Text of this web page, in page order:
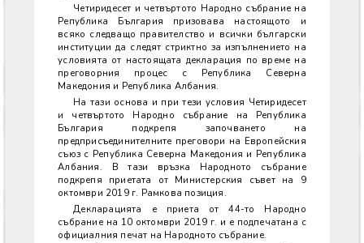
Четиридесет и четвъртото Народно събрание на
Република България призовава настоящото и
всяко следващо правителство и всички български
институции да следят стриктно за изпълнението на
условията от настоящата декларация по време на
преговорния процес с Република Северна
Македония и Република Албания.
На тази основа и при тези условия Четиридесет
и четвъртото Народно събрание на Република
България подкрепя започването на
предприсъединителните преговори на Европейския
съюз с Република Северна Македония и Република
Албания. В тази връзка Народното събрание
подкрепя приетата от Министерския съвет на 9
октомври 2019 г. Рамкова позиция.
Декларацията е приета от 44-то Народно
събрание на 10 октомври 2019 г. и е подпечатана с
официалния печат на Народното събрание.